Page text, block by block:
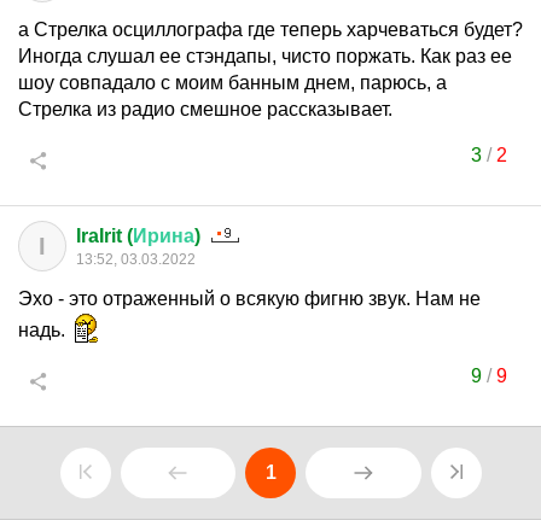
а Стрелка осциллографа где теперь харчеваться будет?
Иногда слушал ее стэндапы, чисто поржать. Как раз ее
шоу совпадало с моим банным днем, парюсь, а
Стрелка из радио смешное рассказывает.
3/ 2
I IraIrit (Ирина)
13:52, 03.03.2022
Эхо - это отраженный о всякую фигню звук. Нам не
надь.
9/9
1